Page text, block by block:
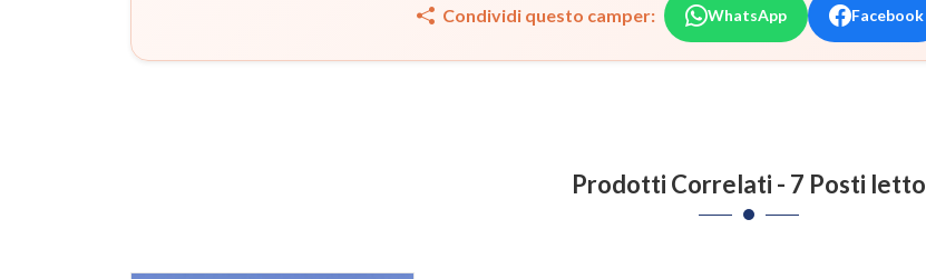
Condividi questo camper: WhatsApp Facebook
Prodotti Correlati - 7 Posti letto